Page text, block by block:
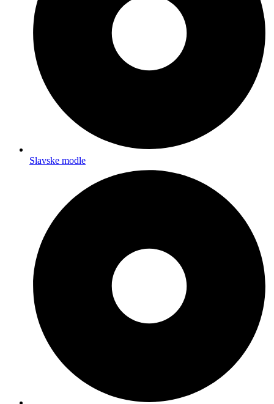
Slavske modle